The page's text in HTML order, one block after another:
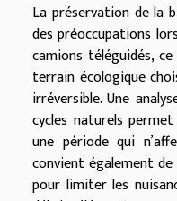
La préservation de
des préoccupations
camions téléguidés,
terrain écologique
irréversible. Une
cycles naturels
une période qui
convient également
pour limiter les